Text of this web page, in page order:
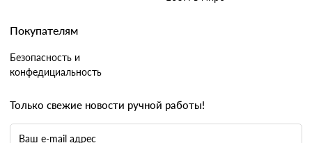
Покупателям
Безопасность и
конфедициальность
Только свежие новости ручной работы!